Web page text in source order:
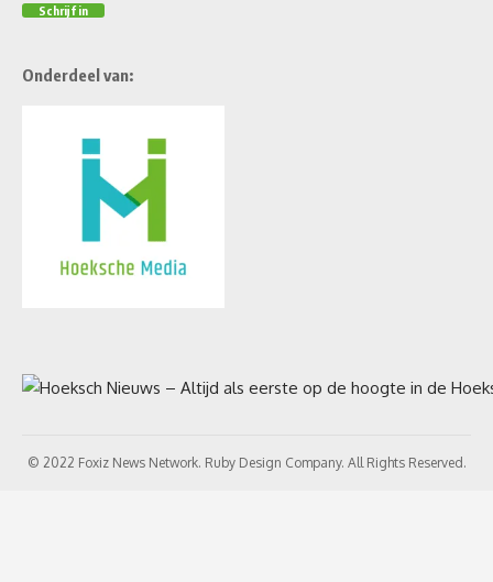
Onderdeel van:
© 2022 Foxiz News Network. Ruby Design Company. All Rights Reserved.